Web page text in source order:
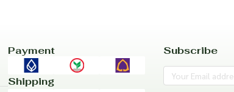
Payment
Shipping
Subscribe